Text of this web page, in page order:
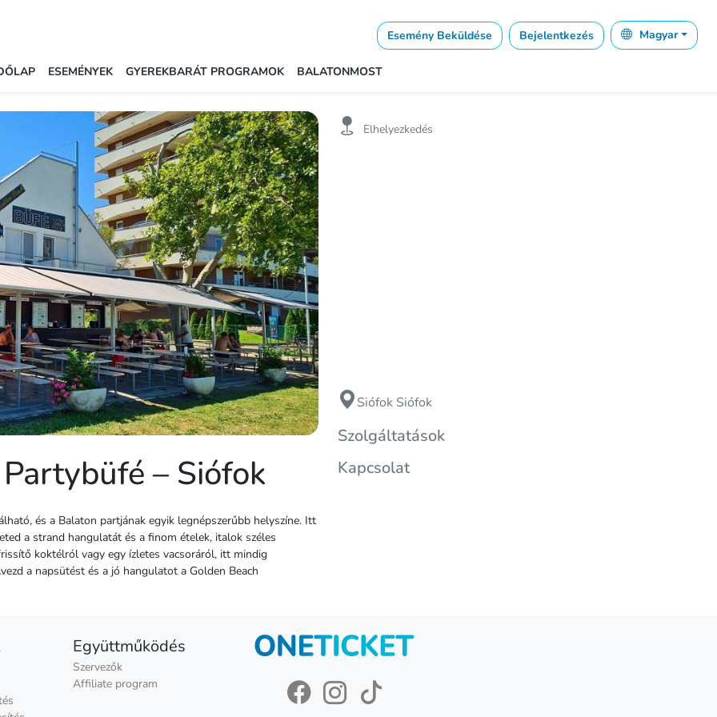
Esemény Beküldése Bejelentkezés Magyar
ESEMÉNYEK GYEREKBARÁT PROGRAMOK BALATONMOST
– Siófok
és a Balaton partjának egyik legnépszerűbb helyszíne. Itt
a strand hangulatát és a finom ételek, italok széles
koktélról vagy egy ízletes vacsoráról, itt mindig
a napsütést és a jó hangulatot a Golden Beach
Elhelyezkedés
Siófok Siófok
Szolgáltatások
Kapcsolat
Együttműködés
Szervezők
Affiliate program